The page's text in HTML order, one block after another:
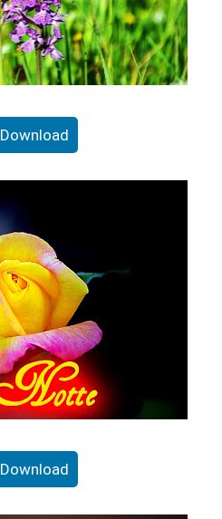
Download
Download